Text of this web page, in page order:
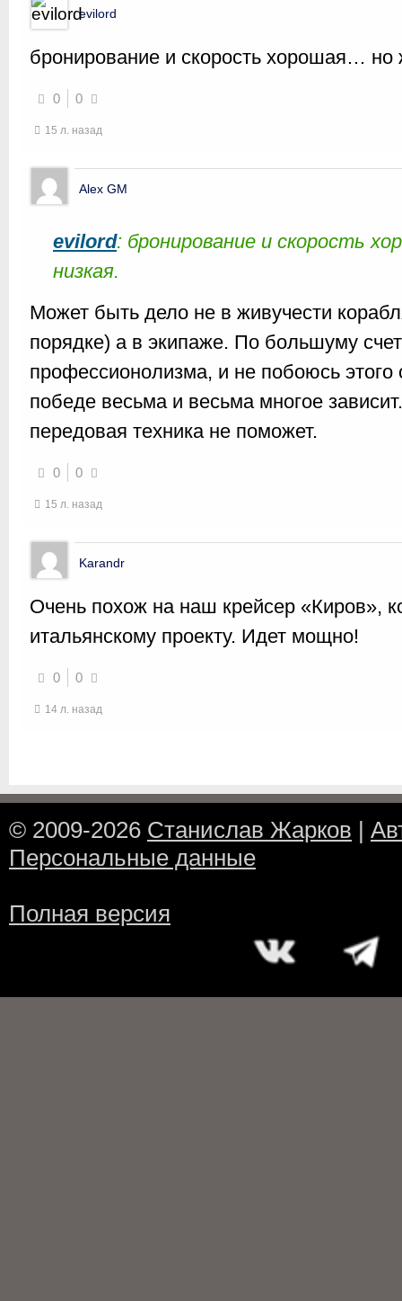
evilord
бронирование и скорость хорошая… но
0 0
15 л. назад
Alex GM
evilord: бронирование и скорость
низкая.
Может быть дело не в живучести
порядке) а в экипаже. По большуму
профессионолизма, и не побоюсь этого
победе весьма и весьма многое
передовая техника не поможет.
0 0
15 л. назад
Karandr
Очень похож на наш крейсер «Киров»,
итальянскому проекту. Идет мощно!
0 0
14 л. назад
© 2009-2026 Станислав Жарков |
Персональные данные
Полная версия